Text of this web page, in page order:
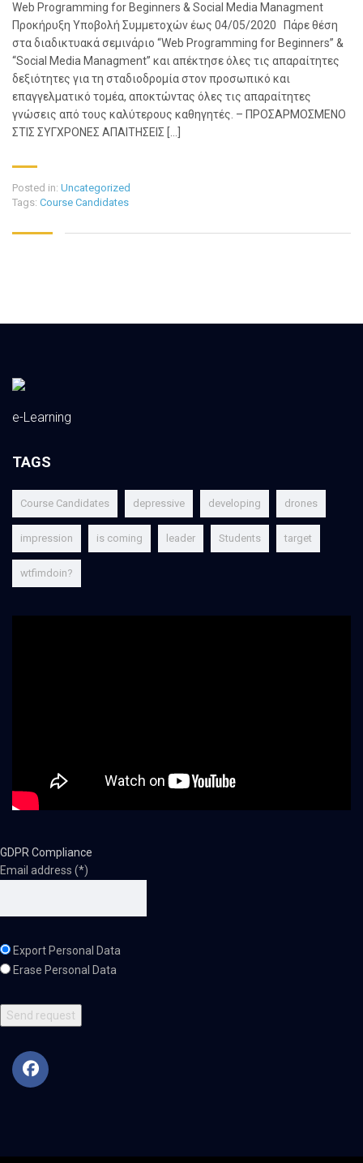
Web Programming for Beginners & Social Media Managment
Προκήρυξη Υποβολή Συμμετοχών έως 04/05/2020 Πάρε θέση
στα διαδικτυακά σεμινάριο “Web Programming for Beginners” &
“Social Media Managment” και απέκτησε όλες τις απαραίτητες
δεξιότητες για τη σταδιοδρομία στον προσωπικό και
επαγγελματικό τομέα, αποκτώντας όλες τις απαραίτητες
γνώσεις από τους καλύτερους καθηγητές. – ΠΡΟΣΑΡΜΟΣΜΕΝΟ
ΣΤΙΣ ΣΥΓΧΡΟΝΕΣ ΑΠΑΙΤΗΣΕΙΣ […]
Posted in: Uncategorized
Tags: Course Candidates
e-Learning
TAGS
Course Candidates depressive developing drones
impression is coming leader Students target
wtfimdoin?
GDPR Compliance
Email address (*)
Export Personal Data
Erase Personal Data